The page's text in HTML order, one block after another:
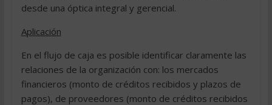
desde una óptica integral y gerencial.
Aplicación
En el flujo de caja es posible identificar claramente las
relaciones de la organización con: los mercados
financieros (monto de créditos recibidos y plazos de
pagos), de proveedores (monto de créditos recibidos